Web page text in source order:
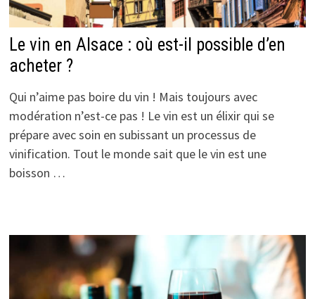
Le vin en Alsace : où est-il possible d’en
acheter ?
Qui n’aime pas boire du vin ! Mais toujours avec
modération n’est-ce pas ! Le vin est un élixir qui se
prépare avec soin en subissant un processus de
vinification. Tout le monde sait que le vin est une
boisson …